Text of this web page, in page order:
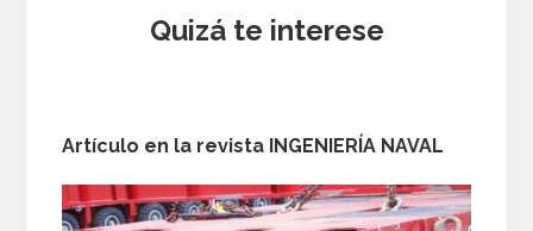
Quizá te interese
Artículo en la revista INGENIERÍA NAVAL